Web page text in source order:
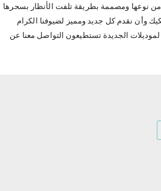
نوعها ومصممة بطريقة تلفت الأنظار بسحرها
وأن نقدم كل جديد ومميز لضيوفنا الكرام
الجديدة تستطيعون التواصل معنا عن